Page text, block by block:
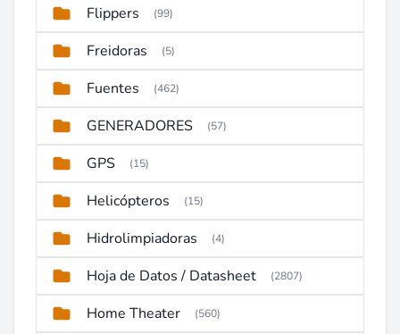
Flippers (99)
Freidoras (5)
Fuentes (462)
GENERADORES (57)
GPS (15)
Helicópteros (15)
Hidrolimpiadoras (4)
Hoja de Datos / Datasheet (2807)
Home Theater (560)